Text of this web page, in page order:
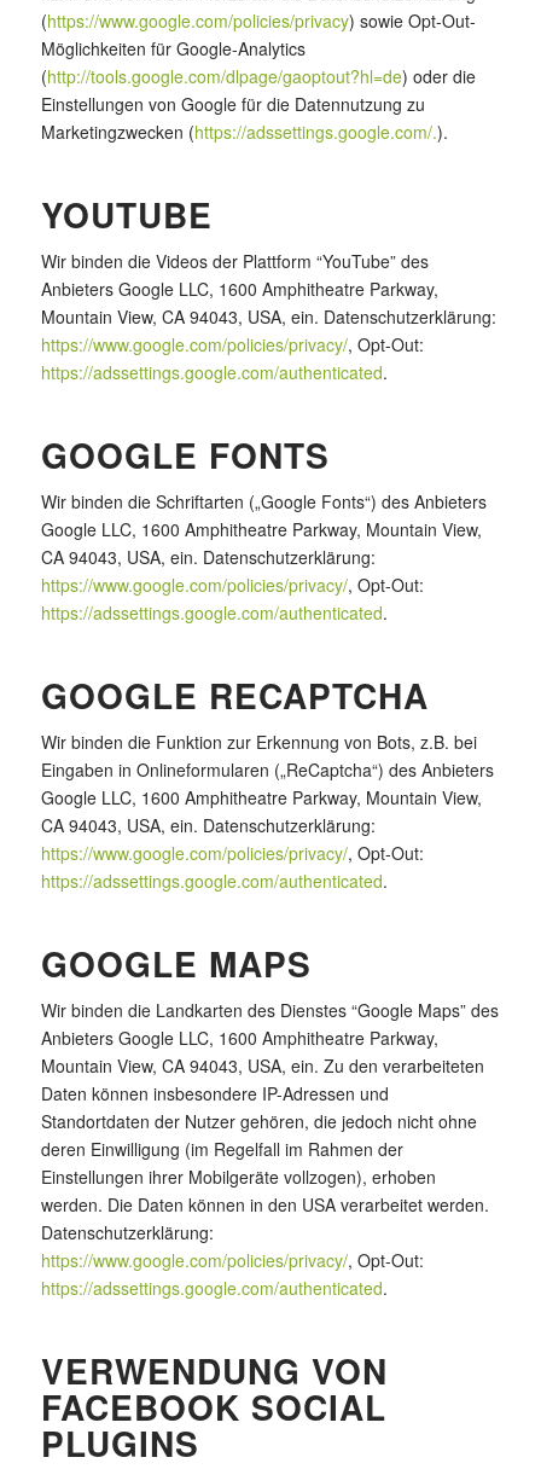
(https://www.google.com/policies/privacy) sowie Opt-Out-
Möglichkeiten für Google-Analytics
(http://tools.google.com/dlpage/gaoptout?hl=de) oder die
Einstellungen von Google für die Datennutzung zu
Marketingzwecken (https://adssettings.google.com/.).
YOUTUBE
Wir binden die Videos der Plattform “YouTube” des
Anbieters Google LLC, 1600 Amphitheatre Parkway,
Mountain View, CA 94043, USA, ein. Datenschutzerklärung:
https://www.google.com/policies/privacy/, Opt-Out:
https://adssettings.google.com/authenticated.
GOOGLE FONTS
Wir binden die Schriftarten („Google Fonts“) des Anbieters
Google LLC, 1600 Amphitheatre Parkway, Mountain View,
CA 94043, USA, ein. Datenschutzerklärung:
https://www.google.com/policies/privacy/, Opt-Out:
https://adssettings.google.com/authenticated.
GOOGLE RECAPTCHA
Wir binden die Funktion zur Erkennung von Bots, z.B. bei
Eingaben in Onlineformularen („ReCaptcha“) des Anbieters
Google LLC, 1600 Amphitheatre Parkway, Mountain View,
CA 94043, USA, ein. Datenschutzerklärung:
https://www.google.com/policies/privacy/, Opt-Out:
https://adssettings.google.com/authenticated.
GOOGLE MAPS
Wir binden die Landkarten des Dienstes “Google Maps” des
Anbieters Google LLC, 1600 Amphitheatre Parkway,
Mountain View, CA 94043, USA, ein. Zu den verarbeiteten
Daten können insbesondere IP-Adressen und
Standortdaten der Nutzer gehören, die jedoch nicht ohne
deren Einwilligung (im Regelfall im Rahmen der
Einstellungen ihrer Mobilgeräte vollzogen), erhoben
werden. Die Daten können in den USA verarbeitet werden.
Datenschutzerklärung:
https://www.google.com/policies/privacy/, Opt-Out:
https://adssettings.google.com/authenticated.
VERWENDUNG VON
FACEBOOK SOCIAL
PLUGINS